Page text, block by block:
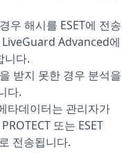
우 해시를 ESET에 전송
LiveGuard Advanced에
니다.
받지 못한 경우 분석을
다.
타데이터는 관리자가
또는 ESET
전송됩니다.